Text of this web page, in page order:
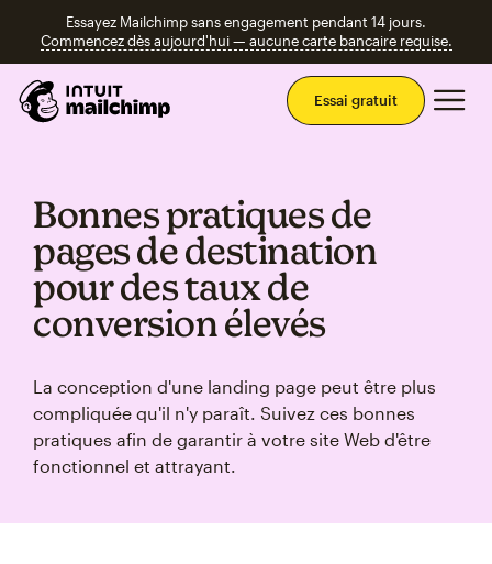
Essayez Mailchimp sans engagement pendant 14 jours.
Commencez dès aujourd'hui — aucune carte bancaire requise.
Essai gratuit
Bonnes pratiques de
pages de destination
pour des taux de
conversion élevés
La conception d'une landing page peut être plus
compliquée qu'il n'y paraît. Suivez ces bonnes
pratiques afin de garantir à votre site Web d'être
fonctionnel et attrayant.